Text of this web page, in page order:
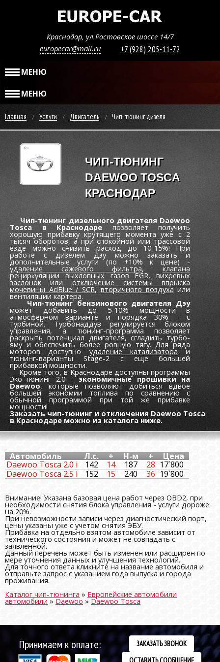
Краснодар, ул.Ростовское шоссе 14/7
europecar@mail.ru
+7 (928) 205-11-72
МЕНЮ
МЕНЮ
Главная Услуги Двигатель Чип-тюнинг дизеля
ЧИП-ТЮНИНГ
DAEWOO TOSCA
КРАСНОДАР
Чип-тюнинг дизельного двигателя Daewoo
Tosca в Краснодаре позволяет получить
хорошую прибавку крутящего момента уже c 2
тысяч оборотов, а при спокойной или трассовой
езде можно снизить расход до 10-15%! При
работе с дизелем Дэу можно заказать и
дополнительные услуги (по +10% к цене) -
удаление сажевого фильтра,клапана
рециркуляции выхлопных газов EGR,вихревых
заслонокилиотключение системы впрыска
мочевины AdBlue / SCR,вторичного воздухаили
вентиляции картера.
Чип-тюнинг бензинового двигателя Дэу
может добавить до 5-10% мощности в
атмосферном варианте и порядка 30% - с
турбиной. Турбонаддув регулируется блоком
управления, а тюнинг-программа позволяет
раскрыть потенциал двигателя, сгладить турбо-
яму и обеспечить более ровную тягу. Для ряда
моторов доступно удаление катализатора и
тюнинг-варианты Stage-2 с еще большей
прибавкой мощности.
Кроме того, в Краснодаре доступны программы
Эко-тюнинг 2.0 - экономичные прошивки на
Daewoo, которые позволяют добиться вдвое
большей экономии топлива по сравнению с
обычной программой при той же прибавке
мощности!
Заказать чип-тюнинг и отключения Daewoo Tosca
в Краснодаре можно из каталога ниже.
Автомобиль Л.с. + Н-м + Цена
Daewoo Tosca 2.0 i 142 14 187 28 17`800
Daewoo Tosca 2.5 i
152 15 240 36 19`800
Внимание! Указана базовая цена работ через OBD2, при
необходимости снятия блока управления - услуги дороже
на 20%.
При невозможности записи через диагностический порт,
цены указаны уже с учетом снятия ЭБУ.
Прибавка на отдельно взятом автомобиле зависит от
технического состояния и может не совпадать с
заявленной.
Данный перечень может быть изменен или расширен по
мере уточнения данных и улучшения технологий.
Для точного ответа кликните на название автомобиля и
отправьте запрос с указанием года выпуска и города
проживания.
Каталог чип-тюнинга » Европейские автомобили
автомобили»Daewoo »Daewoo Tosca
Принимаем к оплате:
ЗАКАЗАТЬ ЗВОНОК